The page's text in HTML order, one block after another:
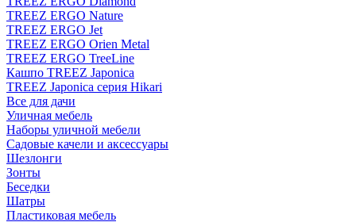
TREEZ ERGO Nature
TREEZ ERGO Jet
TREEZ ERGO Orien Metal
TREEZ ERGO TreeLine
Кашпо TREEZ Japonica
TREEZ Japonica серия Hikari
Все для дачи
Уличная мебель
Наборы уличной мебели
Садовые качели и аксессуары
Шезлонги
Зонты
Беседки
Шатры
Пластиковая мебель